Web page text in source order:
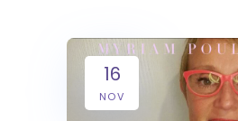
16
NOV